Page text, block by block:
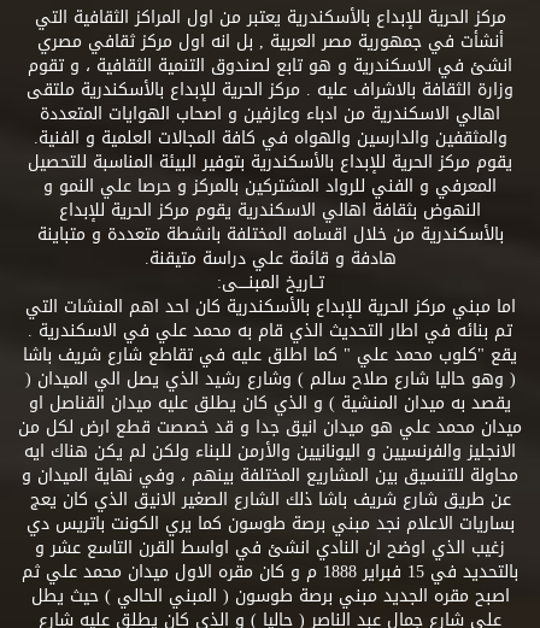
مركز الحرية للإبداع بالأسكندرية يعتبر من اول المراكز الثقافية التي
أنشأت في جمهورية مصر العربية , بل انه اول مركز ثقافي مصري
انشئ في الاسكندرية و هو تابع لصندوق التنمية الثقافية ، و تقوم
وزارة الثقافة بالاشراف عليه . مركز الحرية للإبداع بالأسكندرية ملتقى
اهالي الاسكندرية من ادباء وعازفين و اصحاب الهوايات المتعددة
والمثقفين والدارسين والهواه في كافة المجالات العلمية و الفنية.
يقوم مركز الحرية للإبداع بالأسكندرية بتوفير البيئة المناسبة للتحصيل
المعرفي و الفني للرواد المشتركين بالمركز و حرصا علي النمو و
النهوض بثقافة اهالي الاسكندرية يقوم مركز الحرية للإبداع
بالأسكندرية من خلال اقسامه المختلفة بانشطة متعددة و متباينة
هادفة و قائمة علي دراسة متيقنة.
تــاريخ المبنــــى:
اما مبني مركز الحرية للإبداع بالأسكندرية كان احد اهم المنشات التي
تم بنائه في اطار التحديث الذي قام به محمد علي في الاسكندرية .
يقع "كلوب محمد علي " كما اطلق عليه في تقاطع شارع شريف باشا
( وهو حاليا شارع صلاح سالم ) وشارع رشيد الذي يصل الي الميدان (
يقصد به ميدان المنشية ) و الذي كان يطلق عليه ميدان القناصل او
ميدان محمد علي هو ميدان انيق جدا و قد خصصت قطع ارض لكل من
الانجليز والفرنسيين و اليونانيين والأرمن للبناء ولكن لم يكن هناك ايه
محاولة للتنسيق بين المشاريع المختلفة بينهم ، وفي نهاية الميدان و
عن طريق شارع شريف باشا ذلك الشارع الصغير الانيق الذي كان يعج
بساريات الاعلام نجد مبني برصة طوسون كما يري الكونت باتريس دي
زغيب الذي اوضح ان النادي انشئ في اواسط القرن التاسع عشر و
بالتحديد في 15 فبراير 1888 م و كان مقره الاول ميدان محمد علي ثم
اصبح مقره الجديد مبني برصة طوسون ( المبني الحالي ) حيث يطل
علي شارع جمال عبد الناصر ( حاليا ) و الذي كان يطلق عليه شارع